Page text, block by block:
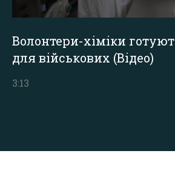
Волонтери-хіміки
для військових (Відео)
3:13